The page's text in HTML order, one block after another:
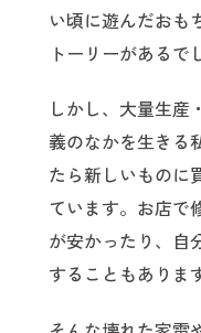
い頃に遊んだおも
トーリーがあるで
しかし、大量生産
義のなかを生きる
たら新しいものに
ています。お店で
が安かったり、自
することもありま